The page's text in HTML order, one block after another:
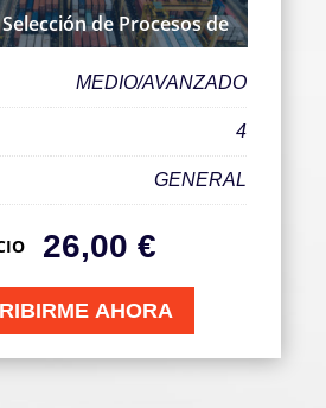
de Procesos de
MEDIO/AVANZADO
4
GENERAL
26,00 €
AHORA